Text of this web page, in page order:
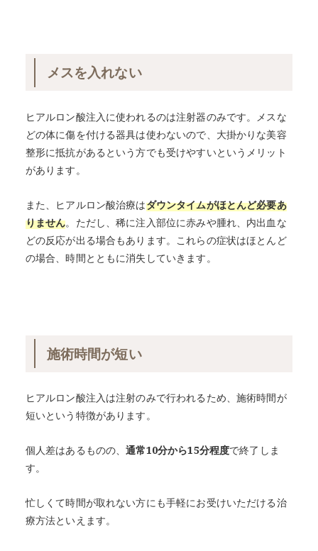
メスを入れない
ヒアルロン酸注入に使われるのは注射器のみです。メスな
どの体に傷を付ける器具は使わないので、大掛かりな美容
整形に抵抗があるという方でも受けやすいというメリット
があります。
また、ヒアルロン酸治療はダウンタイムがほとんど必要あ
りません。ただし、稀に注入部位に赤みや腫れ、内出血な
どの反応が出る場合もあります。これらの症状はほとんど
の場合、時間とともに消失していきます。
施術時間が短い
ヒアルロン酸注入は注射のみで行われるため、施術時間が
短いという特徴があります。
個人差はあるものの、通常10分から15分程度で終了しま
す。
忙しくて時間が取れない方にも手軽にお受けいただける治
療方法といえます。